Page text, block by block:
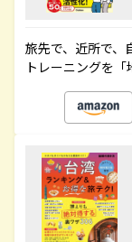
旅先で、近所で、
トレーニングを